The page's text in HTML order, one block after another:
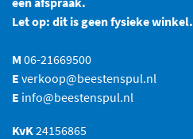
Let op: dit is geen fysieke winkel.
M 06-21669500
E verkoop@beestenspul.nl
E info@beestenspul.nl
KvK 24156865